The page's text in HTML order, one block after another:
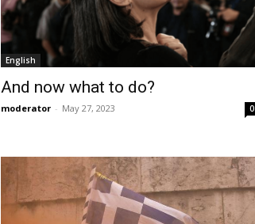
English
And now what to do?
moderator - May 27, 2023 0